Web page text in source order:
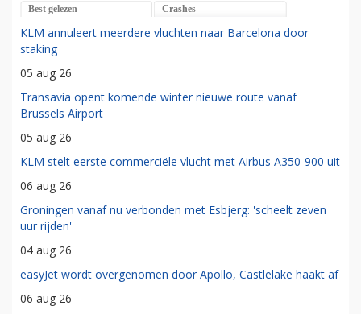
Best gelezen Crashes
KLM annuleert meerdere vluchten naar Barcelona door
staking
05 aug 26
Transavia opent komende winter nieuwe route vanaf
Brussels Airport
05 aug 26
KLM stelt eerste commerciële vlucht met Airbus A350-900 uit
06 aug 26
Groningen vanaf nu verbonden met Esbjerg: 'scheelt zeven
uur rijden'
04 aug 26
easyJet wordt overgenomen door Apollo, Castlelake haakt af
06 aug 26